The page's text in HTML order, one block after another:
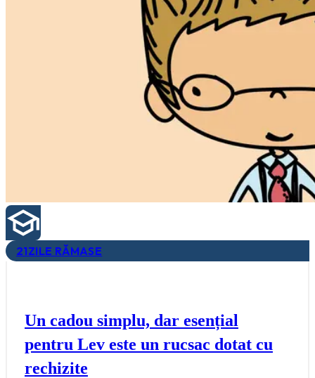
21ZILE RĂMASE
Un cadou simplu, dar esențial
pentru Lev este un rucsac dotat cu
rechizite